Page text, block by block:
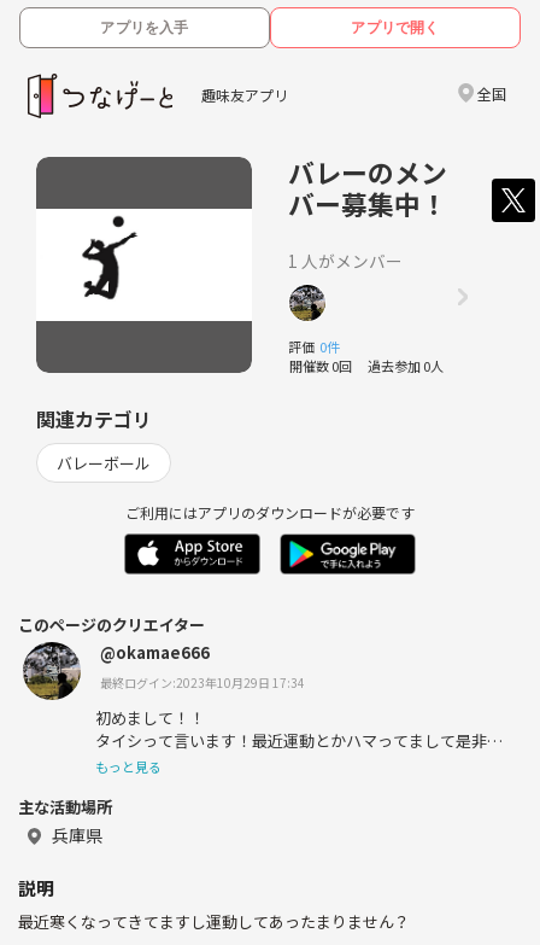
アプリを入手 アプリで開く
趣味友アプリ 全国
バレーのメン
バー募集中！
1 人がメンバー
評価 0件
開催数 0回 過去参加 0人
関連カテゴリ
バレーボール
ご利用にはアプリのダウンロードが必要です
このページのクリエイター
@okamae666
最終ログイン:2023年10月29日 17:34
初めまして！！
タイシって言います！最近運動とかハマってまして是非募
集するので参加お願いします🤩🤩
もっと見る
主な活動場所
兵庫県
説明
最近寒くなってきてますし運動してあったまりません？